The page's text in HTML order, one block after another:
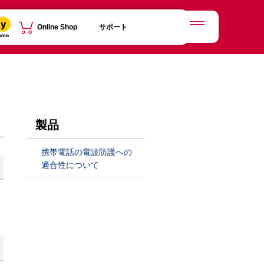
Online Shop サポート
製品
携帯電話の電波防護への
適合性について